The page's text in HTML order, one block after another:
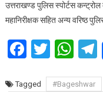
उत्तराखण्ड पुलिस स्पोर्टस
महानिरीक्षक सहित अन्य वरिष्ठ
Tagged
#Bageshwar